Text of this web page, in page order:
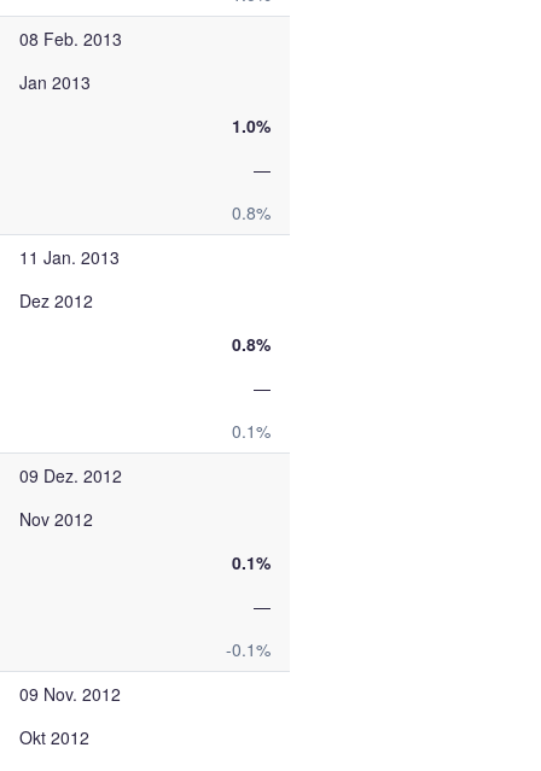
08 Feb. 2013
Jan 2013
1.0%
—
0.8%
11 Jan. 2013
Dez 2012
0.8%
—
0.1%
09 Dez. 2012
Nov 2012
0.1%
—
-0.1%
09 Nov. 2012
Okt 2012